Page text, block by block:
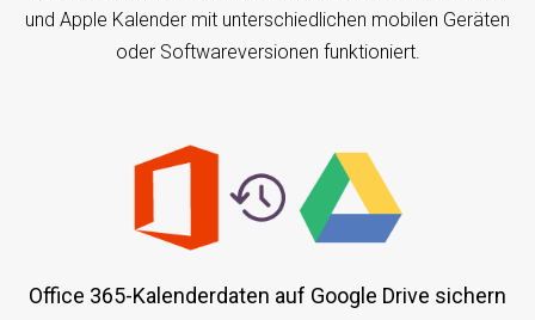
und Apple Kalender mit unterschiedlichen mobilen Geräten
oder Softwareversionen funktioniert.
Office 365-Kalenderdaten auf Google Drive sichern